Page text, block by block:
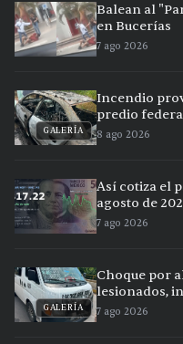
Balean al
en Bucerías
7 ago 2026
GALERÍA
Incendio
predio
8 ago 2026
Así cotiza el
agosto de
7 ago 2026
GALERÍA
Choque por
lesionados,
7 ago 2026